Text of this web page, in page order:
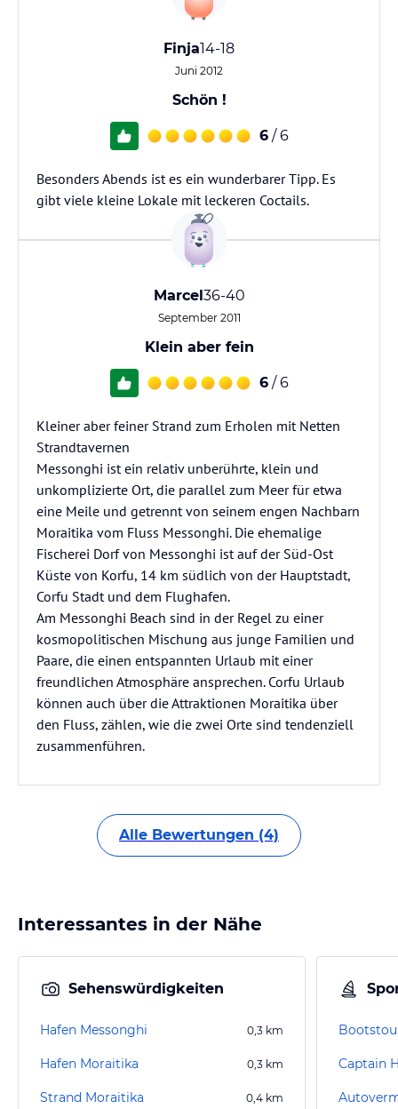
Finja14-18
Juni 2012
Schön !
6 / 6
Besonders Abends ist es ein wunderbarer Tipp. Es
gibt viele kleine Lokale mit leckeren Coctails.
Marcel36-40
September 2011
Klein aber fein
6 / 6
Kleiner aber feiner Strand zum Erholen mit Netten
Strandtavernen
Messonghi ist ein relativ unberührte, klein und
unkomplizierte Ort, die parallel zum Meer für etwa
eine Meile und getrennt von seinem engen Nachbarn
Moraitika vom Fluss Messonghi. Die ehemalige
Fischerei Dorf von Messonghi ist auf der Süd-Ost
Küste von Korfu, 14 km südlich von der Hauptstadt,
Corfu Stadt und dem Flughafen.
Am Messonghi Beach sind in der Regel zu einer
kosmopolitischen Mischung aus junge Familien und
Paare, die einen entspannten Urlaub mit einer
freundlichen Atmosphäre ansprechen. Corfu Urlaub
können auch über die Attraktionen Moraitika über
den Fluss, zählen, wie die zwei Orte sind tendenziell
zusammenführen.
Alle Bewertungen (4)
Interessantes in der Nähe
Sehenswürdigkeiten
Hafen Messonghi 0,3 km
Hafen Moraitika 0,3 km
Strand Moraitika 0,4 km
Captain